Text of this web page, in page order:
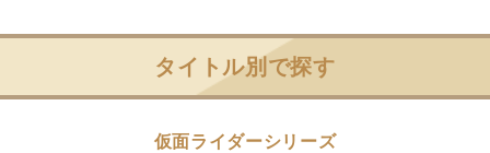
タイトル別で探す
仮面ライダーシリーズ